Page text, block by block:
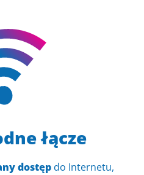
łącze
dostępdo Internetu,